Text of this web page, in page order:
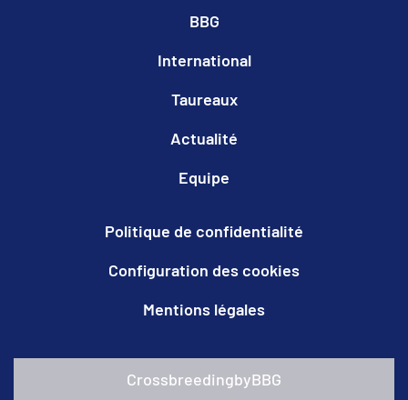
BBG
International
Taureaux
Actualité
Equipe
Politique de confidentialité
Configuration des cookies
Mentions légales
CrossbreedingbyBBG